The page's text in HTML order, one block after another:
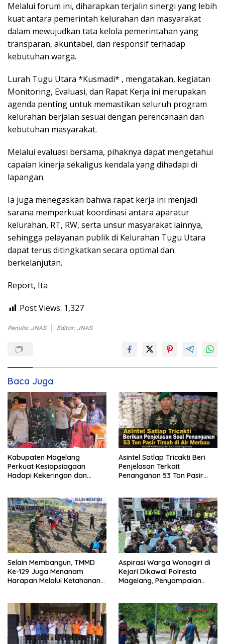
Melalui forum ini, diharapkan terjalin sinergi yang lebih
kuat antara pemerintah kelurahan dan masyarakat
dalam mewujudkan tata kelola pemerintahan yang
transparan, akuntabel, dan responsif terhadap
kebutuhan warga.
Lurah Tugu Utara *Kusmadi* , mengatakan, kegiatan
Monitoring, Evaluasi, dan Rapat Kerja ini merupakan
agenda penting untuk memastikan seluruh program
kelurahan berjalan sesuai dengan perencanaan dan
kebutuhan masyarakat.
Melalui evaluasi bersama, pihaknya dapat mengetahui
capaian kinerja sekaligus kendala yang dihadapi di
lapangan.
Ia juga menegaskan bahwa rapat kerja ini menjadi
sarana memperkuat koordinasi antara aparatur
kelurahan, RT, RW, serta unsur masyarakat lainnya,
sehingga pelayanan publik di Kelurahan Tugu Utara
dapat terus ditingkatkan secara optimal dan
berkelanjutan.
Report, Ita
Post Views: 1,327
Penulis: JNAS Editor: JNAS
Baca Juga
Kabupaten Magelang
Perkuat Kesiapsiagaan
Hadapi Kekeringan dan
Asintel Satlap Tricakti Beri
Penjelasan Terkait
Penanganan 53 Ton Pasir
Selain Membangun, TMMD
Ke-129 Juga Menanam
Harapan Melalui Ketahanan
Aspirasi Warga Wonogiri di
Kejari Dikawal Polresta
Magelang, Penyampaian